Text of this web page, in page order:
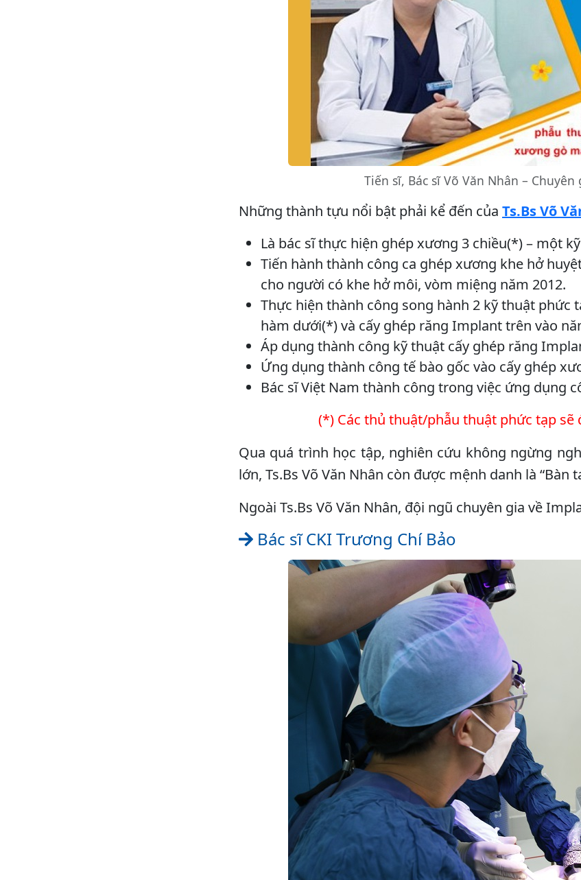
Tiến sĩ, Bác sĩ Võ Văn Nhân –
Những thành tựu nổi bật phải kể đến của Ts.Bs Võ
Là bác sĩ thực hiện ghép xương 3 chiều(*) – một
Tiến hành thành công ca ghép xương khe hở
cho người có khe hở môi, vòm miệng năm 2012.
Thực hiện thành công song hành 2 kỹ thuật
hàm dưới(*) và cấy ghép răng Implant trên vào
Áp dụng thành công kỹ thuật cấy ghép răng
Ứng dụng thành công tế bào gốc vào cấy ghép
Bác sĩ Việt Nam thành công trong việc ứng dụng
(*) Các thủ thuật/phẫu thuật phức tạp
Qua quá trình học tập, nghiên cứu không ngừng
lớn, Ts.Bs Võ Văn Nhân còn được mệnh danh là “Bàn
Ngoài Ts.Bs Võ Văn Nhân, đội ngũ chuyên gia về
Bác sĩ CKI Trương Chí Bảo